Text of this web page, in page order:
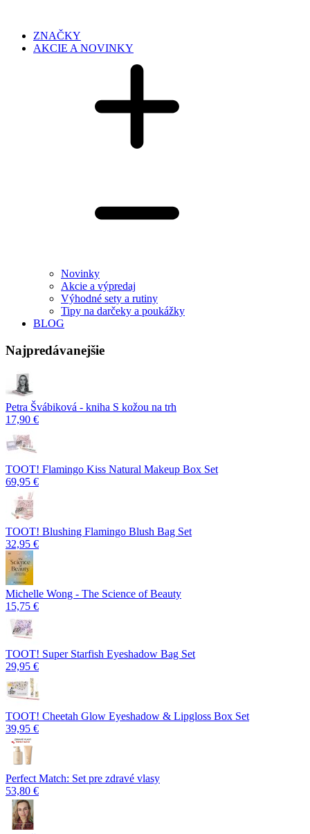
ZNAČKY
AKCIE A NOVINKY
Novinky
Akcie a výpredaj
Výhodné sety a rutiny
Tipy na darčeky a poukážky
BLOG
Najpredávanejšie
Petra Švábiková - kniha S kožou na trh
17,90 €
TOOT! Flamingo Kiss Natural Makeup Box Set
69,95 €
TOOT! Blushing Flamingo Blush Bag Set
32,95 €
Michelle Wong - The Science of Beauty
15,75 €
TOOT! Super Starfish Eyeshadow Bag Set
29,95 €
TOOT! Cheetah Glow Eyeshadow & Lipgloss Box Set
39,95 €
Perfect Match: Set pre zdravé vlasy
53,80 €